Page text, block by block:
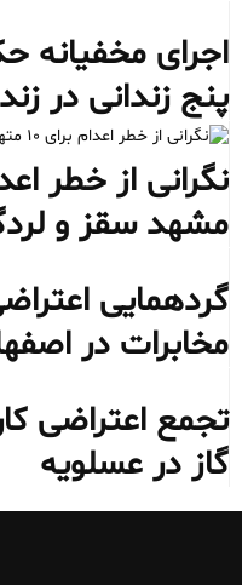
اجرای
پنج زندانی در
مشهد سقز و
گردهمایی
مخابرات در
تجمع اعتراضی
گاز در عسلویه